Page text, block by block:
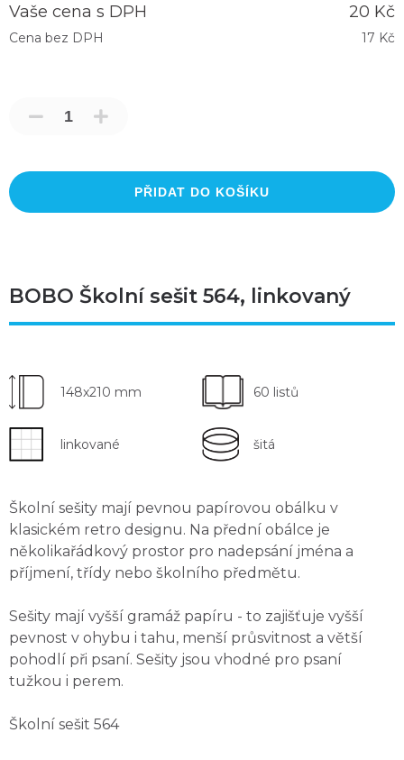
Vaše cena s DPH 20 Kč
Cena bez DPH 17 Kč
PŘIDAT DO KOŠÍKU
BOBO Školní sešit 564, linkovaný
148x210 mm 60 listů
linkované šitá
Školní sešity mají pevnou papírovou obálku v
klasickém retro designu. Na přední obálce je
několikařádkový prostor pro nadepsání jména a
příjmení, třídy nebo školního předmětu.
Sešity mají vyšší gramáž papíru - to zajišťuje vyšší
pevnost v ohybu i tahu, menší průsvitnost a větší
pohodlí při psaní. Sešity jsou vhodné pro psaní
tužkou i perem.
Školní sešit 564